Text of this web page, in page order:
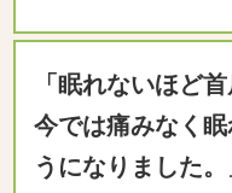
「眠れないほど
今では痛みなく眠
うになりました。